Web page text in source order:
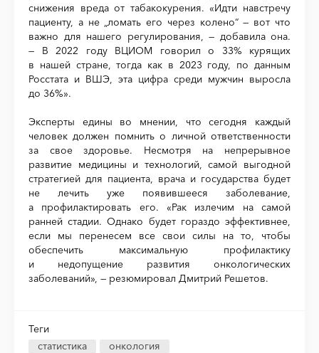
снижения вреда от табакокурения. «Идти навстречу
пациенту, а не „ломать его через колено“ — вот что
важно для нашего регулирования, — добавила она.
— В 2022 году ВЦИОМ говорил о 33% курящих
в нашей стране, тогда как в 2023 году, по данным
Росстата и ВШЭ, эта цифра среди мужчин выросла
до 36%».
Эксперты едины во мнении, что сегодня каждый
человек должен помнить о личной ответственности
за свое здоровье. Несмотря на непрерывное
развитие медицины и технологий, самой выгодной
стратегией для пациента, врача и государства будет
не лечить уже появившееся заболевание,
а профилактировать его. «Рак излечим на самой
ранней стадии. Однако будет гораздо эффективнее,
если мы перенесем все свои силы на то, чтобы
обеспечить максимальную профилактику
и недопущение развития онкологических
заболеваний», — резюмировал Дмитрий Решетов.
Теги
статистика
онкология